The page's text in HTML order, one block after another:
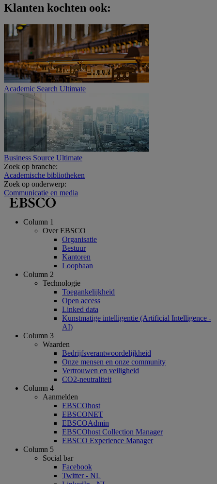
Klanten kochten ook:
Academic Search Ultimate
Business Source Ultimate
Zoek op branche:
Academische bibliotheken
Zoek op onderwerp:
Communicatie en media
Column 1
Over EBSCO
Organisatie
Bestuur
Kantoren
Loopbaan
Column 2
Technologie
Toegankelijkheid
Open access
Linked data
Kunstmatige intelligentie (Artificial Intelligence -
AI)
Column 3
Waarden
Bedrijfsverantwoordelijkheid
Onze mensen en onze community
Vertrouwen en veiligheid
CO2-neutraliteit
Column 4
Aanmelden
EBSCOhost
EBSCONET
EBSCOAdmin
EBSCOhost Collection Manager
EBSCO Experience Manager
Column 5
Social bar
Facebook
Twitter - NL